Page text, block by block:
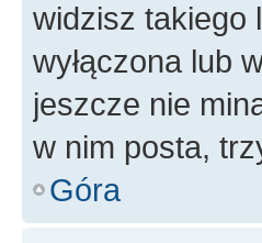
widzisz takiego
wyłączona lub
jeszcze nie
w nim posta,
Góra